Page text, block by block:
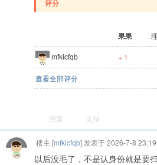
评分
果果
mfkicfqb + 1
查看全部评分
回复 支持
楼主 [mfkicfqb] 发表于 2026-7-8 23:19
以后没毛了，不是认身份就是要